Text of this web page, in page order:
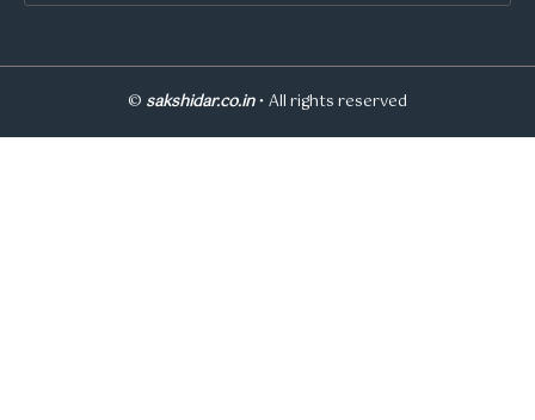
© sakshidar.co.in• All rights reserved